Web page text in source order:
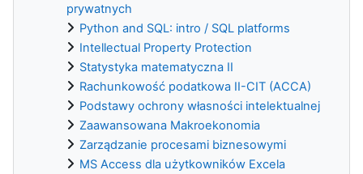
prywatnych
Python and SQL: intro / SQL platforms
Intellectual Property Protection
Statystyka matematyczna II
Rachunkowość podatkowa II-CIT (ACCA)
Podstawy ochrony własności intelektualnej
Zaawansowana Makroekonomia
Zarządzanie procesami biznesowymi
MS Access dla użytkowników Excela